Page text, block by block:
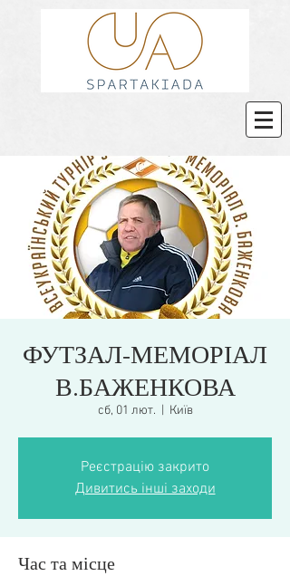
ФУТЗАЛ-МЕМОРІАЛ
В.БАЖЕНКОВА
сб, 01 лют. Київ
Реєстрацію закрито
Дивитись інші заходи
Час та місце